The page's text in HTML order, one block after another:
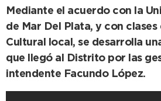
Mediante el acuerdo con la
de Mar Del Plata, y con clases
Cultural local, se desarrolla
que llegó al Distrito por las
intendente Facundo López.